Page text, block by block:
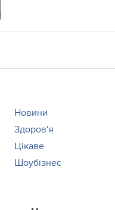
Новини
Здоров'я
Цікаве
Шоубізнес